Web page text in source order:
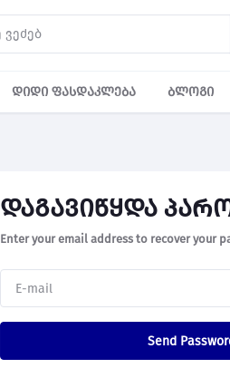
დიდი ფასდაკლება ბლოგი
დაგავიწყდა
Enter your email address to recover your
Send